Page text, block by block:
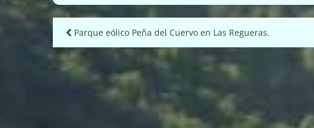
Navegación
de
entradas
Parque eólico Peña del Cuervo en Las Regueras.